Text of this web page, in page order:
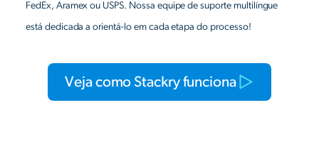
FedEx, Aramex ou USPS. Nossa equipe de suporte multilíngue
está dedicada a orientá-lo em cada etapa do processo!
Veja como Stackry funciona